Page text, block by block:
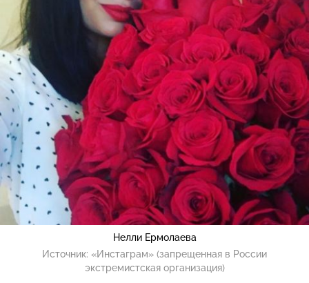
Нелли Ермолаева
Источник: «Инстаграм» (запрещенная в России
экстремистская организация)